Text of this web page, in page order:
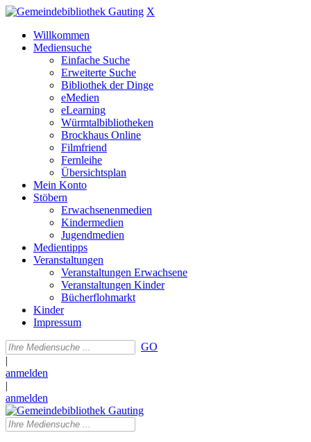
X
Willkommen
Mediensuche
Einfache Suche
Erweiterte Suche
Bibliothek der Dinge
eMedien
eLearning
Würmtalbibliotheken
Brockhaus Online
Filmfriend
Fernleihe
Übersichtsplan
Mein Konto
Stöbern
Erwachsenenmedien
Kindermedien
Jugendmedien
Medientipps
Veranstaltungen
Veranstaltungen Erwachsene
Veranstaltungen Kinder
Bücherflohmarkt
Kinder
Impressum
GO
|
anmelden
|
anmelden